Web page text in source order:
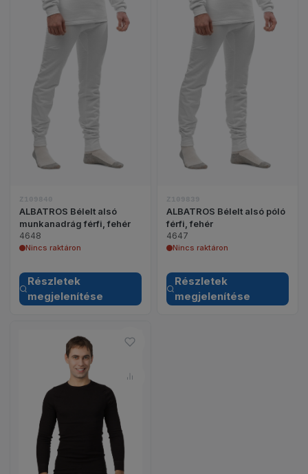
ALBATROS Bélelt alsó munkanadrág férfi, fehér
Z109840
ALBATROS Bélelt alsó
munkanadrág férfi, fehér
4648
Nincs raktáron
Részletek
megjelenítése
ALBATROS
Z109839
ALBATROS Bélelt alsó póló
férfi, fehér
4647
Nincs raktáron
Részletek
megjelenítése
Hozzáadás a
Összehasonlítás – TYROL-